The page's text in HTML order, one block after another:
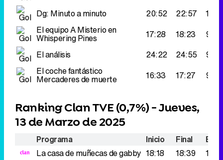
Dg: Minuto a minuto
20:52 22:57
El equipo AMisterio en
Whispering Pines 17:28 18:23
El análisis
24:22 24:55
El coche fantástico
Mercaderes de muerte 16:33 17:27
Ranking Clan TVE (0,7%) - Jueves,
13 de Marzo de 2025
Programa Inicio Final
La casa de muñecas de gabby 18:18 18:39